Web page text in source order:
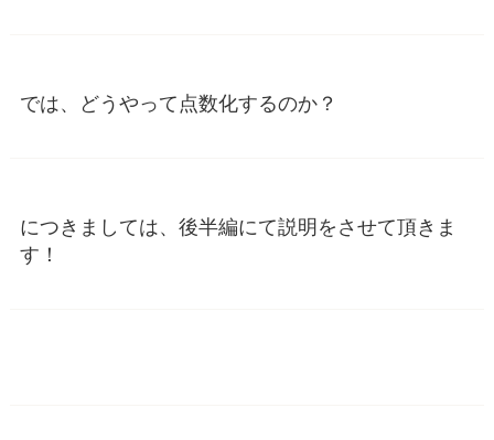
では、どうやって点数化するのか？
につきましては、後半編にて説明をさせて頂きま
す！